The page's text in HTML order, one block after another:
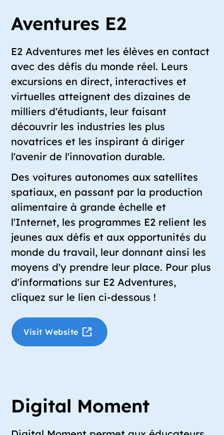
Aventures E2
E2 Adventures met les élèves en contact
avec des défis du monde réel. Leurs
excursions en direct, interactives et
virtuelles atteignent des dizaines de
milliers d'étudiants, leur faisant
découvrir les industries les plus
novatrices et les inspirant à diriger
l'avenir de l'innovation durable.
Des voitures autonomes aux satellites
spatiaux, en passant par la production
alimentaire à grande échelle et
l'Internet, les programmes E2 relient les
jeunes aux défis et aux opportunités du
monde du travail, leur donnant ainsi les
moyens d'y prendre leur place. Pour plus
d'informations sur E2 Adventures,
cliquez sur le lien ci-dessous !
Visit Website
Digital Moment